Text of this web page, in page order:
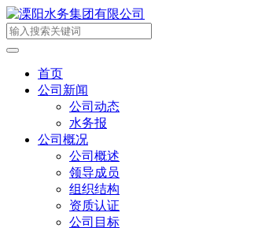
首页
公司新闻
公司动态
水务报
公司概况
公司概述
领导成员
组织结构
资质认证
公司目标